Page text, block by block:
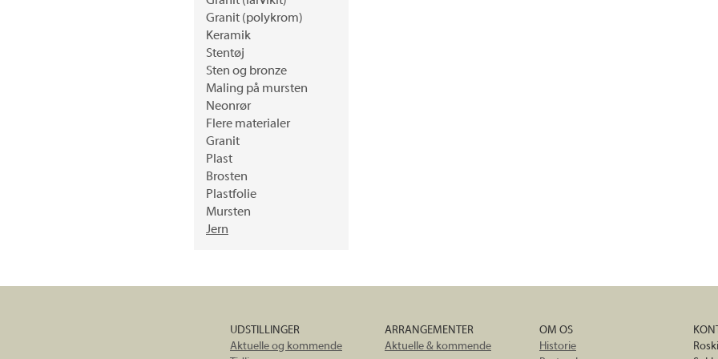
Granit (polykrom)
Keramik
Stentøj
Sten og bronze
Maling på mursten
Neonrør
Flere materialer
Granit
Plast
Brosten
Plastfolie
Mursten
Jern
UDSTILLINGER
Aktuelle og kommende
ARRANGEMENTER
Aktuelle & kommende
OM OS
Historie